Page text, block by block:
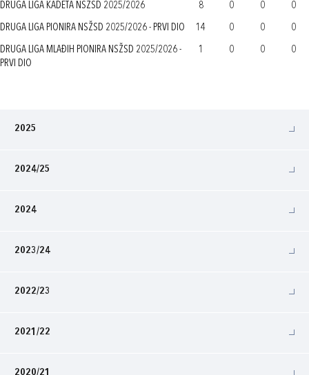
DRUGA LIGA KADETA NSŽSD 2025/2026 8 0 0 0
DRUGA LIGA PIONIRA NSŽSD 2025/2026 - PRVI DIO 14 0 0 0
DRUGA LIGA MLAĐIH PIONIRA NSŽSD 2025/2026 -
PRVI DIO
1 0 0 0
2025
2024/25
2024
2023/24
2022/23
2021/22